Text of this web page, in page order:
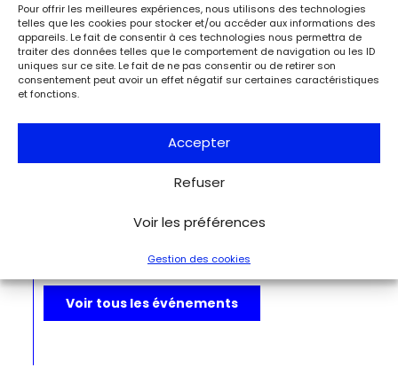
Pour offrir les meilleures expériences, nous utilisons des technologies
telles que les cookies pour stocker et/ou accéder aux informations des
appareils. Le fait de consentir à ces technologies nous permettra de
traiter des données telles que le comportement de navigation ou les ID
uniques sur ce site. Le fait de ne pas consentir ou de retirer son
consentement peut avoir un effet négatif sur certaines caractéristiques
et fonctions.
Accepter
Refuser
Voir les préférences
Gestion des cookies
ÉvénementsDu 25.08.2026 au 21.09.2026
Charles de Gaulle raconte la Libération
Musée de la Libération de Paris – musée du général
Leclerc – musée Jean Moulin
À l’occasion de l’anniversaire de la Libération de Paris, le
Leclerc – musée Jean Moulin expose la lettre du 27 août
1944 de Charles de Gaulle à son épouse Yvonne, lui narrant
Voir tous les événements